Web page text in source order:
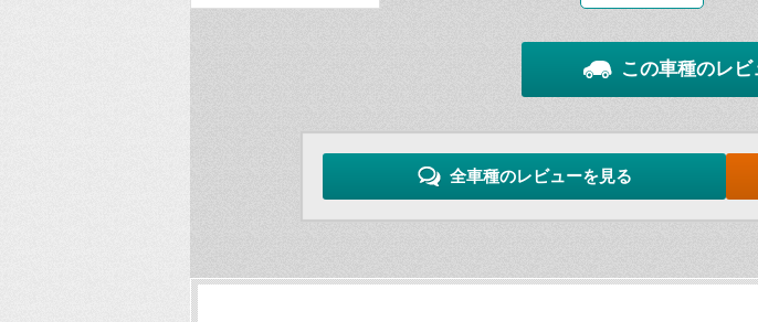
この車種のレ
全車種のレビューを見る